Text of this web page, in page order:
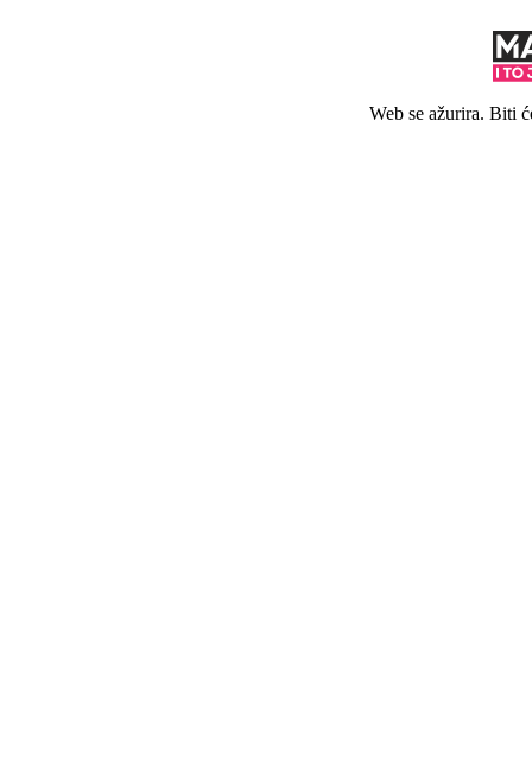
Web se ažurira. Biti